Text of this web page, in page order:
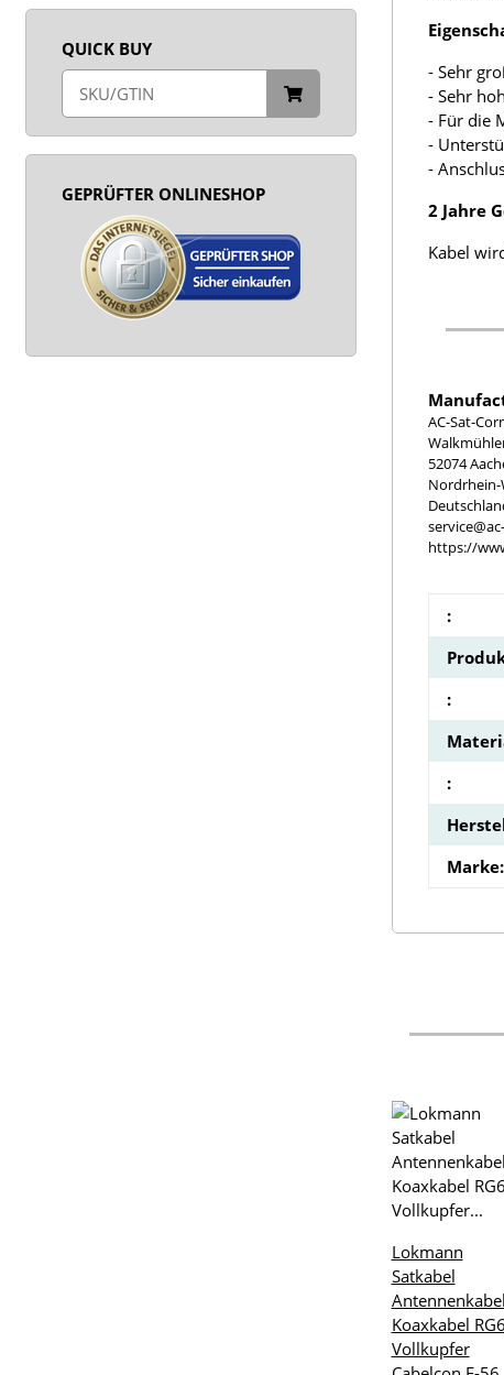
- Sehr
- Sehr
- Für die
-
-
2 Jahre
Kabel
AC-Sat-
52074
Nordrhein-
https://
:
:
:
Marke:
Lokmann
Satkabel
Antennenkabel
Koaxkabel RG6
Vollkupfer
QUICK BUY
GEPRÜFTER ONLINESHOP